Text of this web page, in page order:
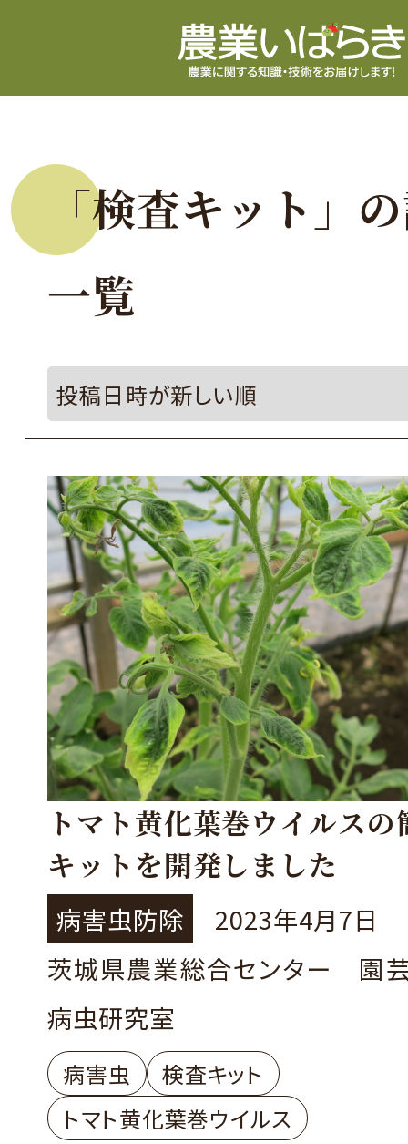
「検査キット」
一覧
トマト黄化葉巻ウイルス
キットを開発しました
病害虫防除
2023年4月7日
茨城県農業総合センター
病虫研究室
病害虫
検査キット
トマト黄化葉巻ウイルス